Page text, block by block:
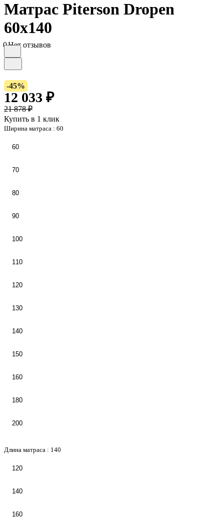
Матрас Piterson Dropen
60х140
0Нет отзывов
-45%
12 033 ₽
21 878 ₽
Купить в 1 клик
Ширина матраса : 60
60
70
80
90
100
110
120
130
140
150
160
180
200
Длина матраса : 140
120
140
160